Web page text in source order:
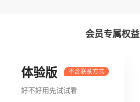
会员专属权益
体验版
好不好用先试试看